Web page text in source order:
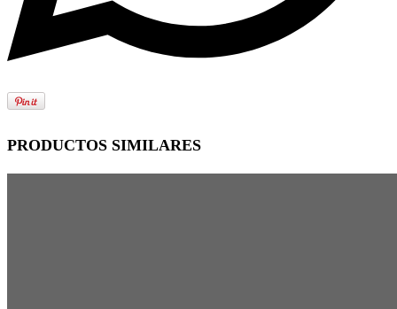
PRODUCTOS SIMILARES